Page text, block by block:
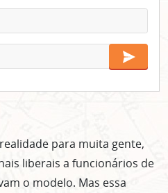
para muita gente,
liberais a funcionários de
o modelo. Mas essa